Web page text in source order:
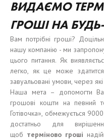
ВИДАЄМО
ГРОШІНА
Вам потрібні гроші?
нашу компанію - ми
цього питання. Як
легко, як це може
завуальовані умови, через
Наша мета – допомогти Вам
грошові кошти на певний
Готівочка», обмежується
достатньо для
щоб терміново гроші